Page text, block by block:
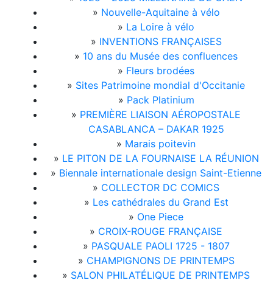
» Nouvelle-Aquitaine à vélo
» La Loire à vélo
» INVENTIONS FRANÇAISES
» 10 ans du Musée des confluences
» Fleurs brodées
» Sites Patrimoine mondial d'Occitanie
» Pack Platinium
» PREMIÈRE LIAISON AÉROPOSTALE
CASABLANCA – DAKAR 1925
» Marais poitevin
» LE PITON DE LA FOURNAISE LA RÉUNION
» Biennale internationale design Saint-Etienne
» COLLECTOR DC COMICS
» Les cathédrales du Grand Est
» One Piece
» CROIX-ROUGE FRANÇAISE
» PASQUALE PAOLI 1725 - 1807
» CHAMPIGNONS DE PRINTEMPS
» SALON PHILATÉLIQUE DE PRINTEMPS